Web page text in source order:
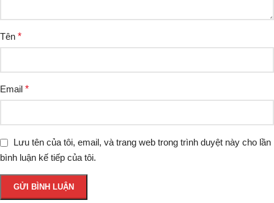
Tên *
Email *
Lưu tên của tôi, email, và trang web trong trình duyệt này cho lần
bình luận kế tiếp của tôi.